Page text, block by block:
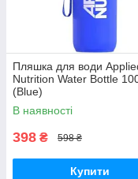
Пляшка для води
Nutrition Water Bottle
(Blue)
В наявності
398 ₴ 598 ₴
Купити